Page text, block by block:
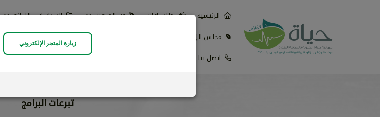
الرئيسية طلب اعانة عن الجمعية السياسات واللوائح
مجلس الإدارة
التطوع قياس الرضا
اتصل بنا
تبرعات البرامج
زيارة المتجر الإلكتروني